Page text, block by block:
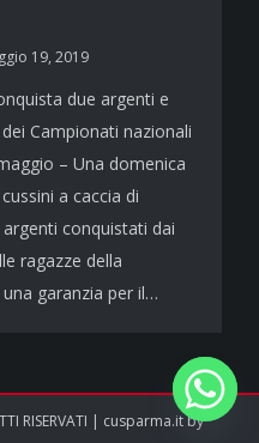
19, 2019
due argenti e
Campionati nazionali
– Una domenica
a caccia di
argenti conquistati dai
ragazze della
garanzia per il…
RISERVATI | cusparma.it by